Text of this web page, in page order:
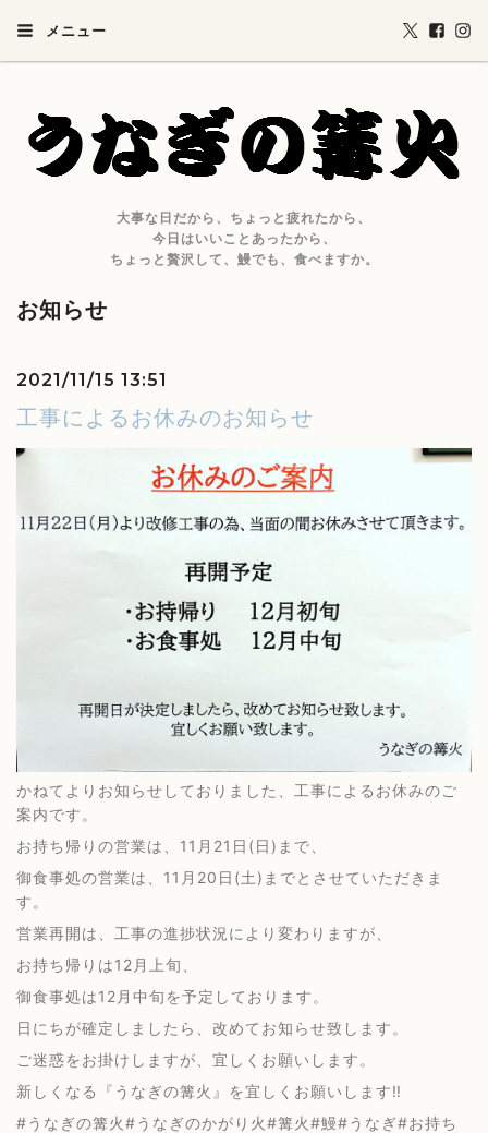
メニュー
大事な日だから、ちょっと疲れたから、
今日はいいことあったから、
ちょっと贅沢して、鰻でも、食べますか。
お知らせ
2021/11/15 13:51
工事によるお休みのお知らせ
かねてよりお知らせしておりました、工事によるお休みのご
案内です。
お持ち帰りの営業は、11月21日(日)まで、
御食事処の営業は、11月20日(土)までとさせていただきま
す。
営業再開は、工事の進捗状況により変わりますが、
お持ち帰りは12月上旬、
御食事処は12月中旬を予定しております。
日にちが確定しましたら、改めてお知らせ致します。
ご迷惑をお掛けしますが、宜しくお願いします。
新しくなる『うなぎの篝火』を宜しくお願いします‼️
#うなぎの篝火#うなぎのかがり火#篝火#鰻#うなぎ#お持ち